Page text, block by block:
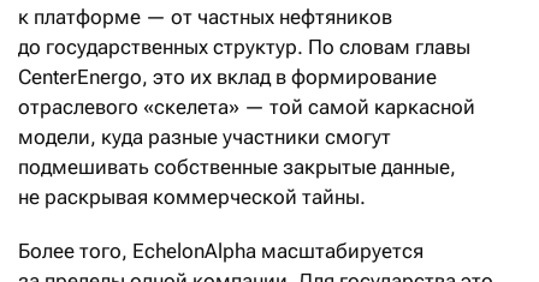
к платформе — от частных нефтяников
до государственных структур. По словам главы
CenterEnergo, это их вклад в формирование
отраслевого «скелета» — той самой каркасной
модели, куда разные участники смогут
подмешивать собственные закрытые данные,
не раскрывая коммерческой тайны.
Более того, EchelonAlpha масштабируется